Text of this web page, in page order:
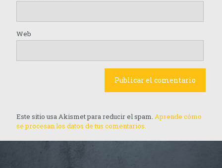
Web
Este sitio usa Akismet para reducir el spam. Aprende cómo
se procesan los datos de tus comentarios.